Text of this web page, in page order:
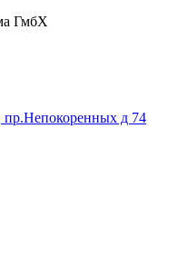
ГмбХ
пр.Непокоренных д 74